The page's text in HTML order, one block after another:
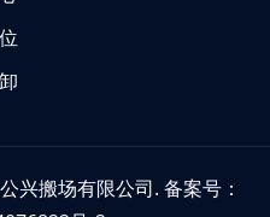
兴搬场有限公司. 备案号：